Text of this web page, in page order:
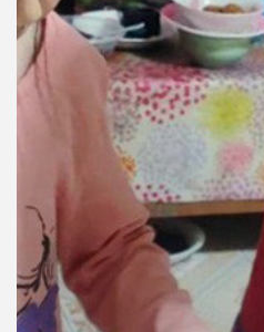
คุณ
เพลง
บทความ
ข่าว
และ
กิจกรรม